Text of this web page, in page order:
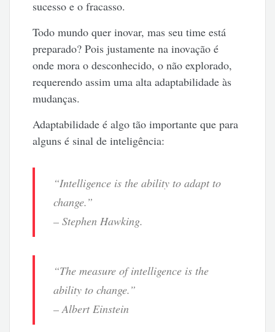
sucesso e o fracasso.
Todo mundo quer inovar, mas seu time está
preparado? Pois justamente na inovação é
onde mora o desconhecido, o não explorado,
requerendo assim uma alta adaptabilidade às
mudanças.
Adaptabilidade é algo tão importante que para
alguns é sinal de inteligência:
“Intelligence is the ability to adapt to
change.”
– Stephen Hawking.
“The measure of intelligence is the
ability to change.”
– Albert Einstein